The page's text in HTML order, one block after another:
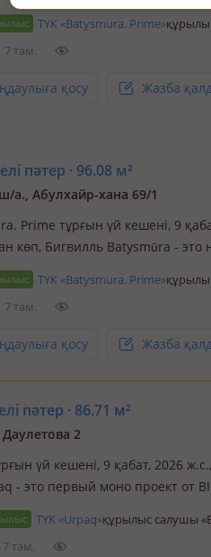
снаружи и потрясающе
– это новый концепт
ТҮК «Batysmura. Prime»
7 там.
қосу Жазба
пәтер · 96.08 м²
а., Абулхайр-хана 69/1
Prime тұрғын үй кешені, 9
көп, Бигвилль Batysmūra -
и динамичный
вас город в городе – это
ТҮК «Batysmura. Prime»
7 там.
қосу Жазба
пәтер · 86.71 м²
2
үй кешені, 9 қабат, 2026
- это первый моно проект от
а гармоничное пространство,
развитая
ТҮК «Urpaq»құрылыс салушы
7 там.